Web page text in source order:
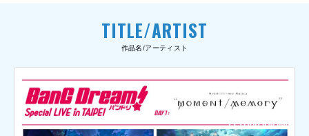
TITLE/ARTIST
作品名/アーティスト